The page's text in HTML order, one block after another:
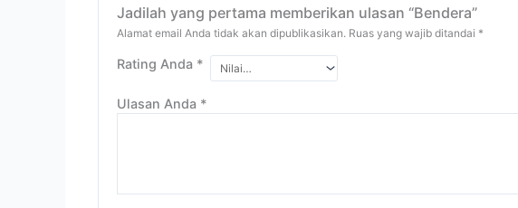
Jadilah yang pertama memberikan ulasan “Bendera”
Alamat email Anda tidak akan dipublikasikan. Ruas yang wajib ditandai *
Rating Anda *
Ulasan Anda *